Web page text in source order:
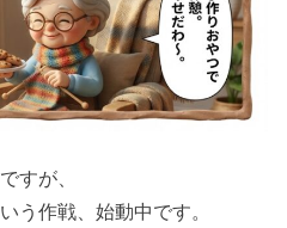
すが、
う作戦、始動中です。